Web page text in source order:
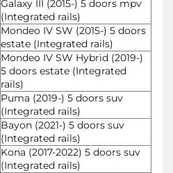
Galaxy III (2015-) 5 doors mpv
(Integrated rails)
Mondeo IV SW (2015-) 5 doors
estate (Integrated rails)
Mondeo IV SW Hybrid (2019-)
5 doors estate (Integrated
rails)
Puma (2019-) 5 doors suv
(Integrated rails)
Bayon (2021-) 5 doors suv
(Integrated rails)
Kona (2017-2022) 5 doors suv
(Integrated rails)